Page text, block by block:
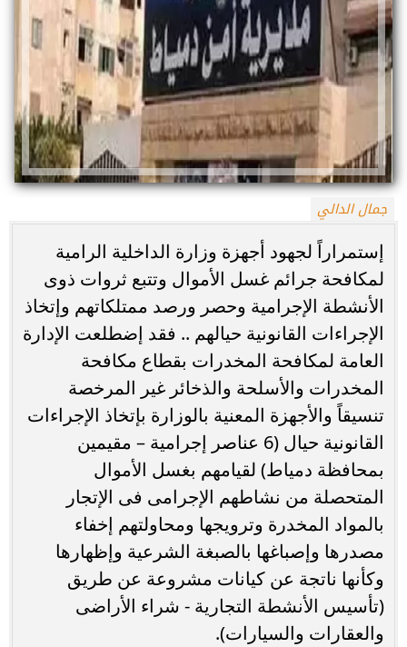
جمال الدالي
إستمراراً لجهود أجهزة وزارة الداخلية الرامية
لمكافحة جرائم غسل الأموال وتتبع ثروات ذوى
الأنشطة الإجرامية وحصر ورصد ممتلكاتهم وإتخاذ
الإجراءات القانونية حيالهم .. فقد إضطلعت الإدارة
العامة لمكافحة المخدرات بقطاع مكافحة
المخدرات والأسلحة والذخائر غير المرخصة
تنسيقاً والأجهزة المعنية بالوزارة بإتخاذ الإجراءات
القانونية حيال (6 عناصر إجرامية – مقيمين
بمحافظة دمياط) لقيامهم بغسل الأموال
المتحصلة من نشاطهم الإجرامى فى الإتجار
بالمواد المخدرة وترويجها ومحاولتهم إخفاء
مصدرها وإصباغها بالصبغة الشرعية وإظهارها
وكأنها ناتجة عن كيانات مشروعة عن طريق
(تأسيس الأنشطة التجارية - شراء الأراضى
والعقارات والسيارات).